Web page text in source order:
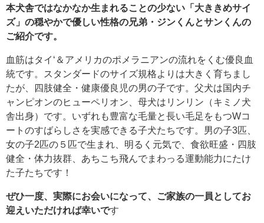
本犬舎ではなかなか生まれることの少ない「大ききめサイ
ズ」の穏やかで優しい性格の兄弟・ジンくんとサンくんの
ご紹介です。
血筋はタイ‘＆アメリカのポメラニアンの流れをくむ優良血
統です。スタンダードのサイズ規格よりは大きく育ちまし
たが、四肢健全・健康優良児の男の子です。父犬は国内チ
ャンピオンのヒューペリオン、母犬はリンリン（キミノ犬
舎出身）です。いずれも豊富な毛量と長い毛足をもつWコ
ートのすばらしさを実感できる子犬たちです。男の子3匹、
女の子2匹の５匹で生まれ、明るく元気で、食欲旺盛・四肢
健全・体力抜群、あちこち飛んでまわっる運動能力にたけ
た子たちです！
ぜひ一度、実際にお会いになって、ご家族の一員としてお
迎えいただければ幸いです